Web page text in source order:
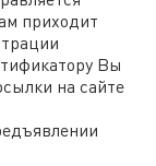
приходит
Вы
на сайте